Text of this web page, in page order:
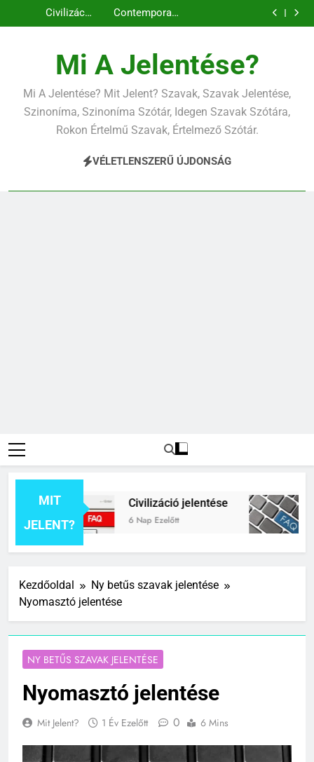
a
jelentése
Civilizáció
jelentése
Contemporary
jelentése
Célkitűzés
Mi A Jelentése?
Mi A Jelentése? Mit Jelent? Szavak, Szavak Jelentése,
Szinoníma, Szinoníma Szótár, Idegen Szavak Szótára,
Rokon Értelmű Szavak, Értelmező Szótár.
VÉLETLENSZERŰ ÚJDONSÁG
MIT
JELENT?
Civilizáció jelentése
6 Nap Ezelőtt 1 Hét
Kezdőoldal
Ny betűs szavak jelentése
Nyomasztó jelentése
NY BETŰS SZAVAK JELENTÉSE
Nyomasztó jelentése
Mit Jelent? 1 Év Ezelőtt 0 6 Mins